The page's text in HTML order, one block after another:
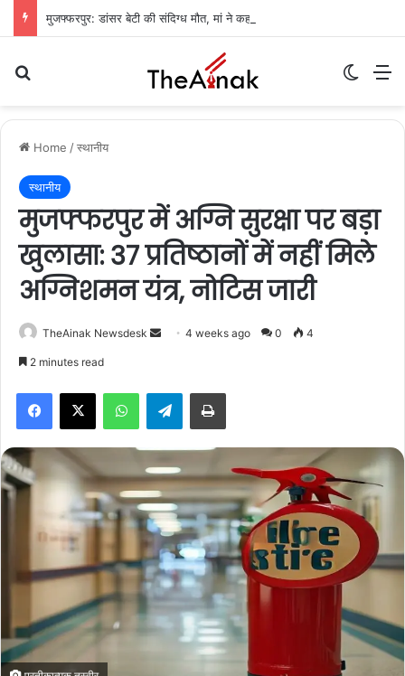
Home /स्थानीय
स्थानीय
मुजफ्फरपुर में अग्नि सुरक्षा पर बड़ा
खुलासा: 37 प्रतिष्ठानों में नहीं मिले
अग्निशमन यंत्र, नोटिस जारी
TheAinak Newsdesk
a
e
m
a
i
l
4 weeks ago 0 4
2 minutes read
Telegram